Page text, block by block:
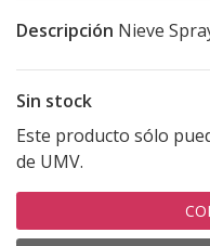
Descripción Nieve
Sin stock
Este producto sólo
de UMV.